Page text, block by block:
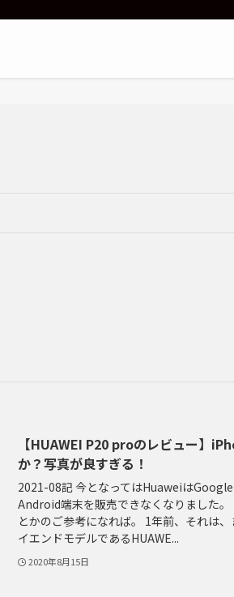
【HUAWEI P20 proのレビュー】
か？写真が良すぎる！
2021-08記 今となってはHuaweiは
Android端末を販売できなくなりました
とかのご参考になれば。 1年前、それは
イエンドモデルであるHUAWE...
2020年8月15日